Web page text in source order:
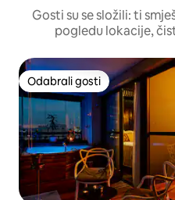
Gosti su se složili: ti
pogledu lokacije,
Odabrali gosti
Odabrali gosti